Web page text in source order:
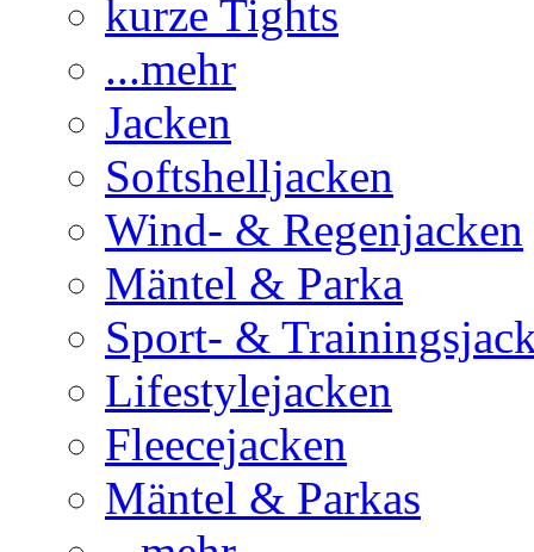
kurze Tights
...mehr
Jacken
Softshelljacken
Wind- & Regenjacken
Mäntel & Parka
Sport- &
Lifestylejacken
Fleecejacken
Mäntel & Parkas